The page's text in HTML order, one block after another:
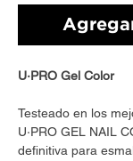
U·PRO Gel Color
Testeado en los
U·PRO GEL NAIL
definitiva para